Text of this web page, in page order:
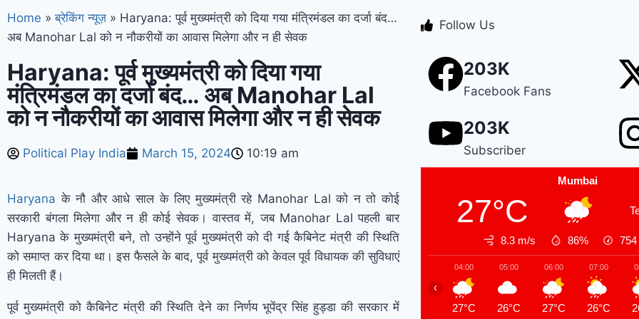
Manesar land scam
हुड्डा को हाईकोर्ट का
झटका, अब CBI की स्पेशल
कोर्ट में होगी सुनवाई
Relief
के किसानों को ‘नायाब’
राहत, CM सैनी ने 6 महीने
के लिए बिजली बिल किया
Elderly people
will get respect and
Home » ब्रेकिंग न्यूज़ » Haryana: पूर्व मुख्यमंत्री को दिया गया मंत्रिमंडल का दर्जा बंद…
अब Manohar Lal को न नौकरीयों का आवास मिलेगा और न ही सेवक
Haryana: पूर्व मुख्यमंत्री को दिया गया
मंत्रिमंडल का दर्जा बंद… अब Manohar Lal
को न नौकरीयों का आवास मिलेगा और न ही सेवक
Political Play India March 15, 2024 10:19 am
Haryana के नौ और आधे साल के लिए मुख्यमंत्री रहे Manohar Lal को न तो कोई
सरकारी बंगला मिलेगा और न ही कोई सेवक। वास्तव में, जब Manohar Lal पहली बार
Haryana के मुख्यमंत्री बने, तो उन्होंने पूर्व मुख्यमंत्री को दी गई कैबिनेट मंत्री की स्थिति
को समाप्त कर दिया था। इस फैसले के बाद, पूर्व मुख्यमंत्री को केवल पूर्व विधायक की सुविधाएं
ही मिलती हैं।
पूर्व मुख्यमंत्री को कैबिनेट मंत्री की स्थिति देने का निर्णय भूपेंद्र सिंह हुड्डा की सरकार में
Follow Us
203K
Facebook Fans
203K
Subscriber
Mumbai
27°C
8.3 m/s 86% 754
04:00
27°C
05:00
26°C
06:00
27°C
07:00
26°C
‹